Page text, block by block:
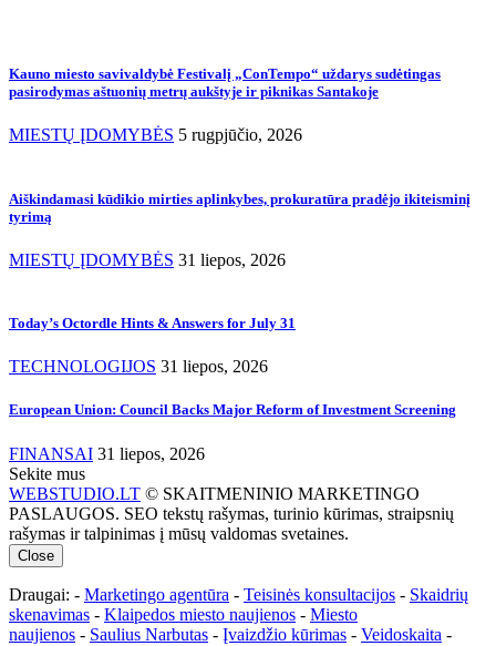
Kauno miesto savivaldybė Festivalį „ConTempo“ uždarys sudėtingas
pasirodymas aštuonių metrų aukštyje ir piknikas Santakoje
MIESTŲ ĮDOMYBĖS 5 rugpjūčio, 2026
Aiškindamasi kūdikio mirties aplinkybes, prokuratūra pradėjo ikiteisminį
tyrimą
MIESTŲ ĮDOMYBĖS 31 liepos, 2026
Today’s Octordle Hints & Answers for July 31
TECHNOLOGIJOS 31 liepos, 2026
European Union: Council Backs Major Reform of Investment Screening
FINANSAI 31 liepos, 2026
Sekite mus
WEBSTUDIO.LT © SKAITMENINIO MARKETINGO
PASLAUGOS. SEO tekstų rašymas, turinio kūrimas, straipsnių
rašymas ir talpinimas į mūsų valdomas svetaines.
Close
Draugai: - Marketingo agentūra - Teisinės konsultacijos - Skaidrių
skenavimas - Klaipedos miesto naujienos - Miesto
naujienos - Saulius Narbutas - Įvaizdžio kūrimas - Veidoskaita -